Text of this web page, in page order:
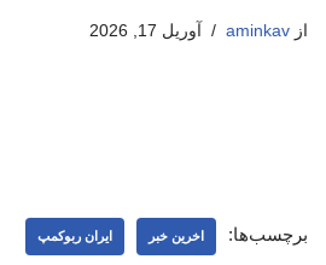
از aminkav آوریل 17, 2026
برچسب‌ها: اخرین خبر ایران ربوکمپ